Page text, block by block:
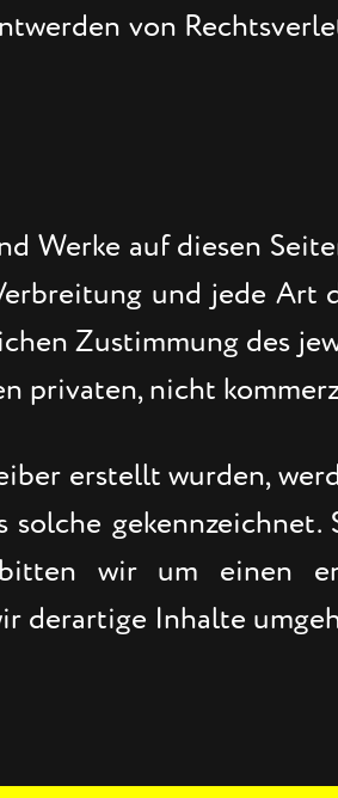
von
Werke auf diesen
und jede Art
Zustimmung des
privaten, nicht
erstellt wurden,
wir um einen
derartige Inhalte